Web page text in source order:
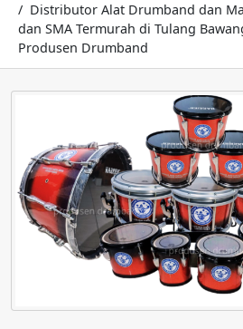
Distributor Alat Drumband dan
dan SMA Termurah di Tulang
Produsen Drumband